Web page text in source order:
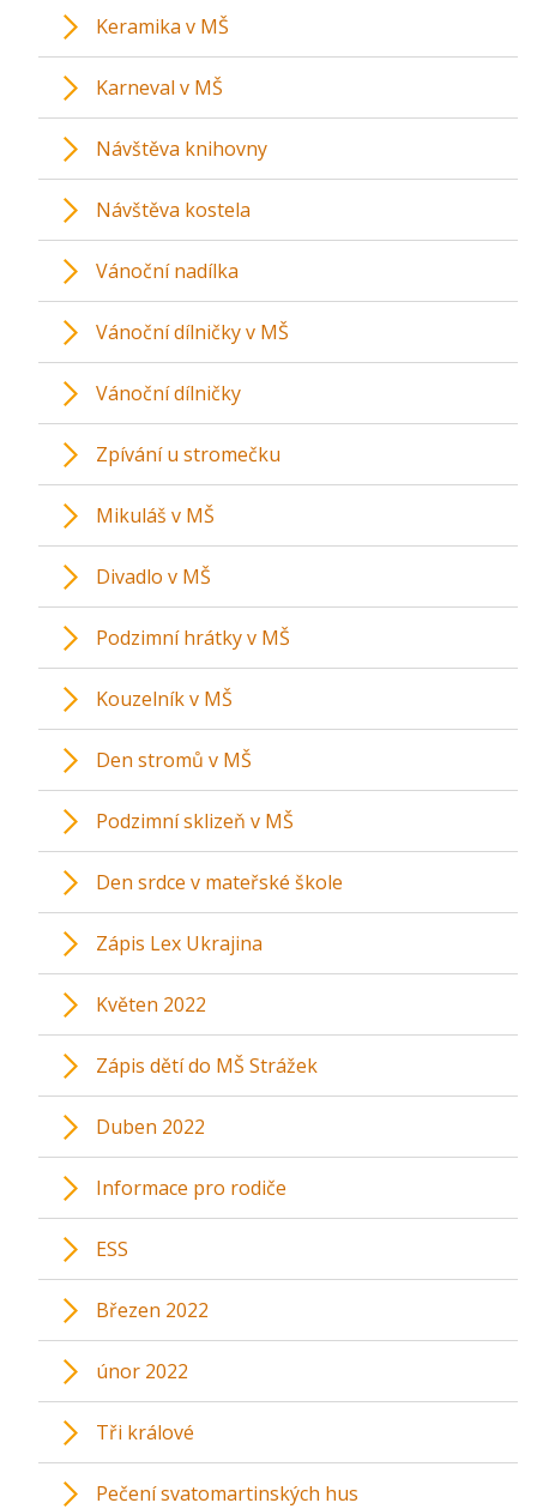
Keramika v MŠ
Karneval v MŠ
Návštěva knihovny
Návštěva kostela
Vánoční nadílka
Vánoční dílničky v MŠ
Vánoční dílničky
Zpívání u stromečku
Mikuláš v MŠ
Divadlo v MŠ
Podzimní hrátky v MŠ
Kouzelník v MŠ
Den stromů v MŠ
Podzimní sklizeň v MŠ
Den srdce v mateřské škole
Zápis Lex Ukrajina
Květen 2022
Zápis dětí do MŠ Strážek
Duben 2022
Informace pro rodiče
ESS
Březen 2022
únor 2022
Tři králové
Pečení svatomartinských hus